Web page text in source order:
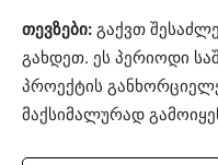
თევზები: გაქვთ
გახდეთ. ეს პერიოდი
პროექტის
მაქსიმალურად